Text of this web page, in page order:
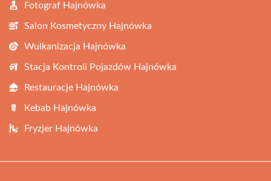
Fotograf Hajnówka
Salon Kosmetyczny Hajnówka
Wulkanizacja Hajnówka
Stacja Kontroli Pojazdów Hajnówka
Restauracje Hajnówka
Kebab Hajnówka
Fryzjer Hajnówka